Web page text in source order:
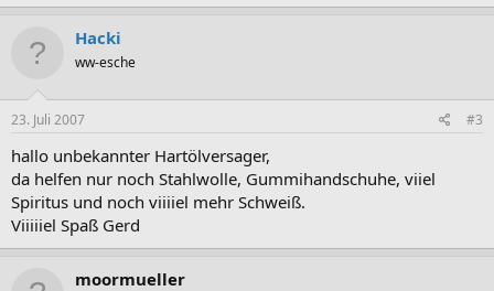
Hacki
ww-esche
23. Juli 2007 #3
hallo unbekannter Hartölversager,
da helfen nur noch Stahlwolle, Gummihandschuhe, viiel
Spiritus und noch viiiiel mehr Schweiß.
Viiiiiel Spaß Gerd
moormueller